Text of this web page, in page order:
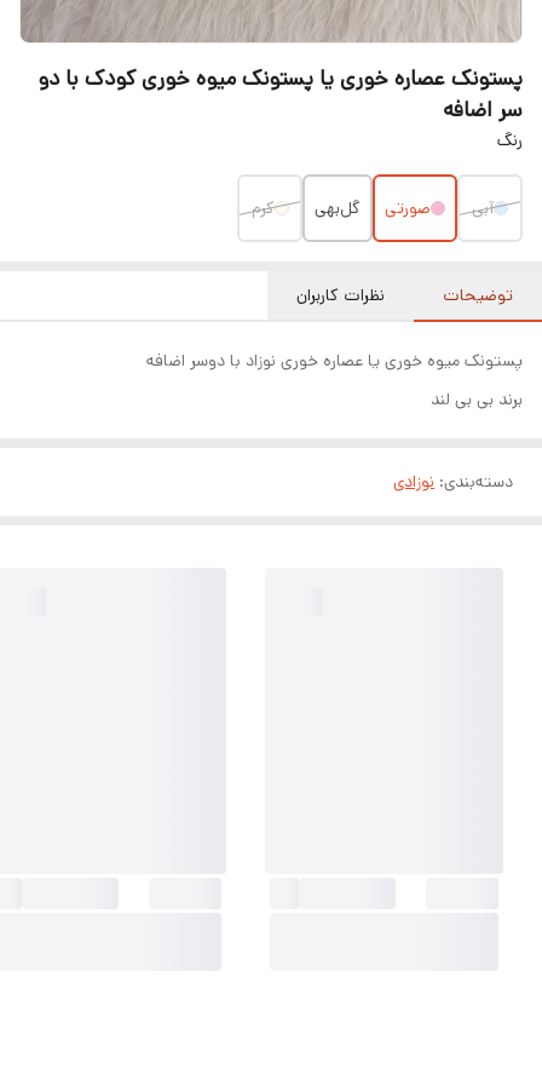
پستونک عصاره خوری یا پستونک میوه خوری کودک با دو
سر اضافه
رنگ
آبی صورتی گل‌بهی کرم
توضیحات نظرات کاربران
پستونک میوه خوری یا عصاره خوری نوزاد با دوسر اضافه
برند بی بی لند
دسته‌بندی: نوزادی